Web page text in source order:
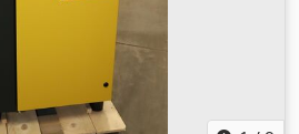
za promjenu osnovnog
Agderf Spoj podređenog
upravljanja: da Zaslon:
skladištu.